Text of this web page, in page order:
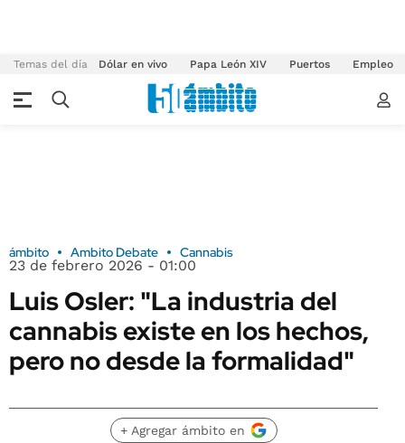
Temas del día Dólar en vivo Papa León XIV Puertos Empleo
ámbito Ambito Debate Cannabis
23 de febrero 2026 - 01:00
Luis Osler: "La industria del
cannabis existe en los hechos,
pero no desde la formalidad"
+ Agregar ámbito en